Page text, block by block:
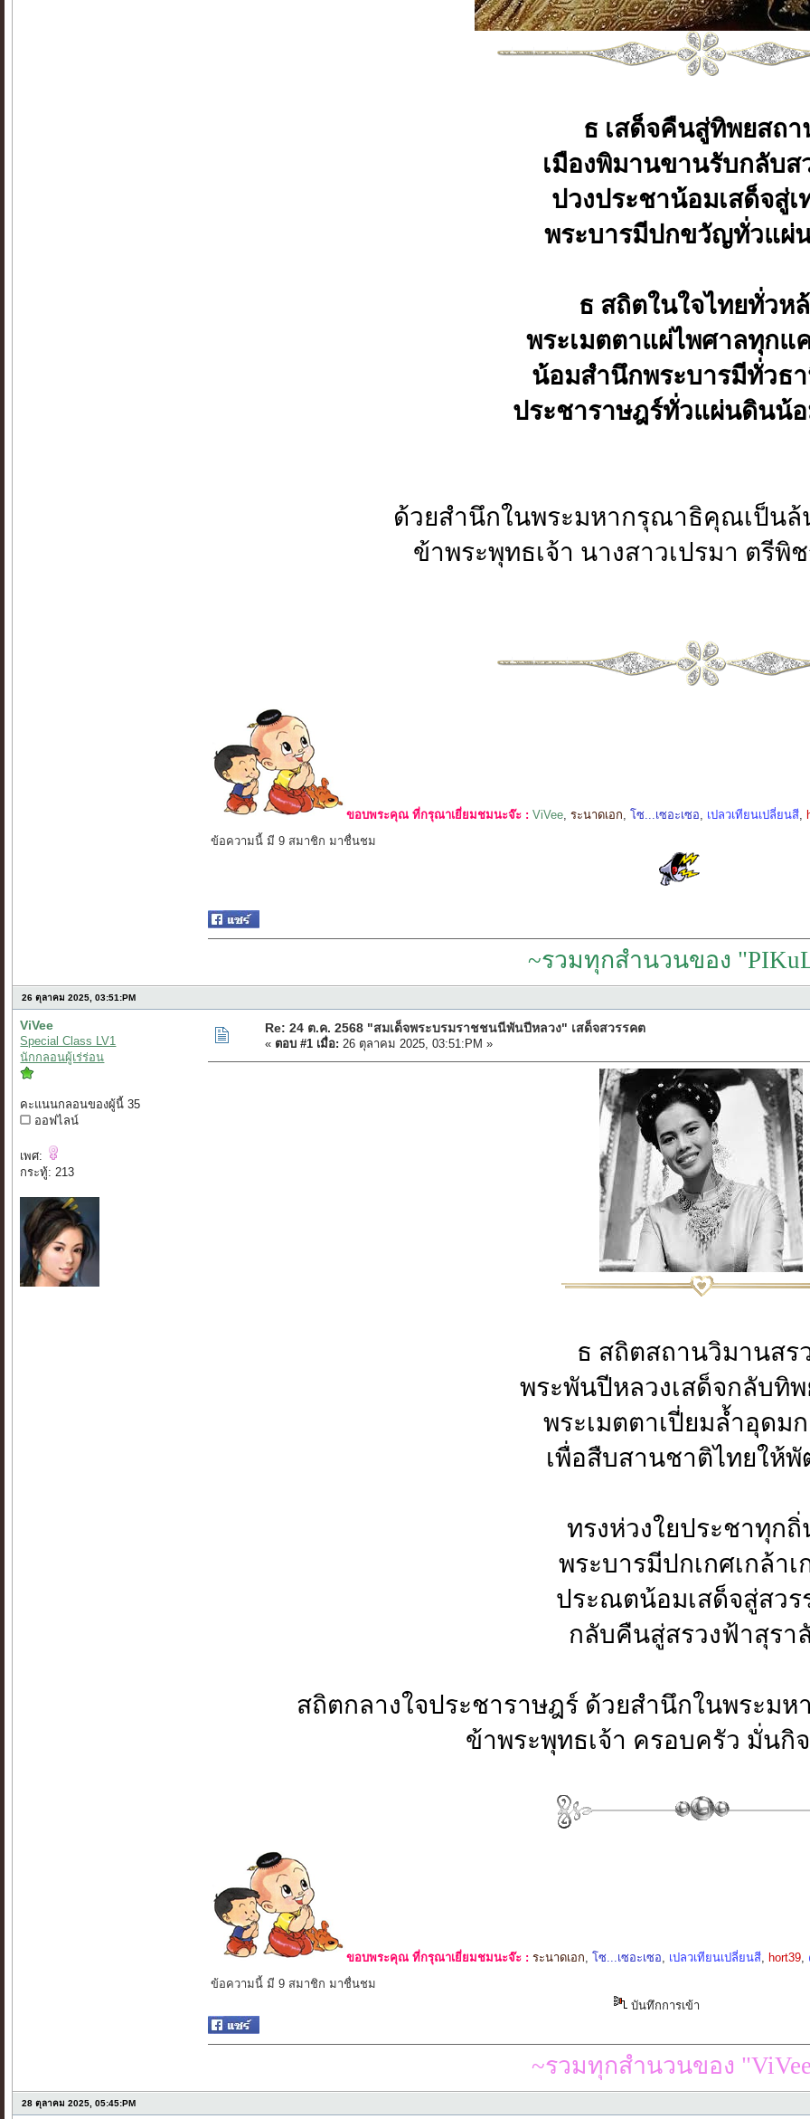
ธ เสด็จคืนสู่ทิพยสถา
เมืองพิมานขานรับกลับส
ปวงประชาน้อมเสด็จสู่
พระบารมีปกขวัญทั่วแผ่
ธ สถิตในใจไทยทั่วห
พระเมตตาแผ่ไพศาลทุกแ
น้อมสำนึกพระบารมีทั่วธ
ประชาราษฎร์ทั่วแผ่นดินน้
ด้วยสำนึกในพระมหากรุณาธิคุณเป็น
ข้าพระพุทธเจ้า นางสาวเปรมา ตรี
ขอบพระคุณ ที่กรุณาเยี่ยมชมนะจ๊ะ : ViVee,ระนาดเอก,โซ...เซอะเซอ, เปลวเทียนเปลี่ยนสี,
ข้อความนี้ มี 9 สมาชิก มาชื่นชม
~รวมทุกสำนวนของ
26 ตุลาคม 2025, 03:51:PM
ViVee
Special Class LV1
นักกลอนผู้เร่ร่อน
คะแนนกลอนของผู้นี้ 35
ออฟไลน์
เพศ:
กระทู้: 213
Re: 24 ต.ค. 2568 "สมเด็จพระบรมราชชนนีพันปีหลวง" เสด็จสวรรคต
« ตอบ #1 เมื่อ: 26 ตุลาคม 2025, 03:51:PM »
ธ สถิตสถานวิมานสร
พระพันปีหลวงเสด็จกลับทิ
พระเมตตาเปี่ยมล้ำอุดม
เพื่อสืบสานชาติไทยให้
ทรงห่วงใยประชาทุก
พระบารมีปกเกศเกล้าเ
ประณตน้อมเสด็จสู่สวร
กลับคืนสู่สรวงฟ้าสุรา
สถิตกลางใจประชาราษฎร์ ด้วยสำนึกในพระม
ข้าพระพุทธเจ้า ครอบครัว มั่นกิ
ขอบพระคุณ ที่กรุณาเยี่ยมชมนะจ๊ะ : ระนาดเอก,โซ...เซอะเซอ, เปลวเทียนเปลี่ยนสี, hort39,
ข้อความนี้ มี 9 สมาชิก มาชื่นชม
บันทึกการเข้า
~รวมทุกสำนวนของ
28 ตุลาคม 2025, 05:45:PM